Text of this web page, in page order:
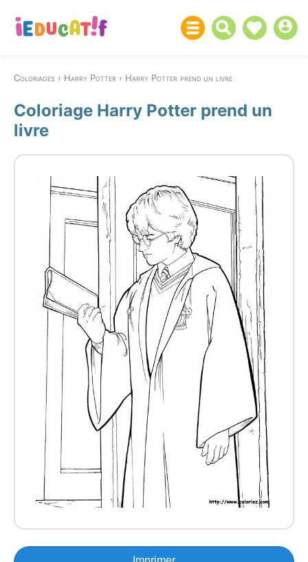
Coloriages Harry Potter Harry Potter prend un livre
Coloriage Harry Potter prend un
livre